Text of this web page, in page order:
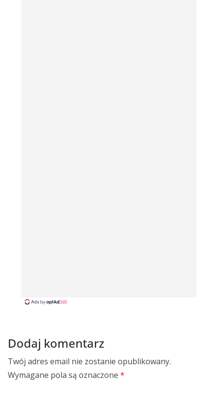
Dodaj komentarz
Twój adres email nie zostanie opublikowany.
Wymagane pola są oznaczone *